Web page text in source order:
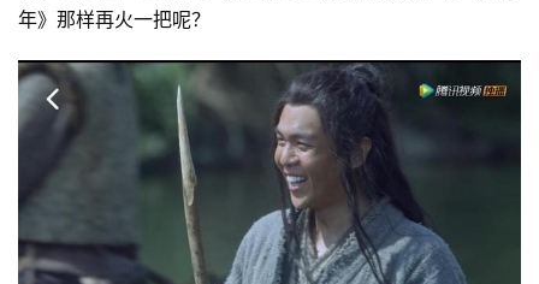
年》那样再火一把呢？